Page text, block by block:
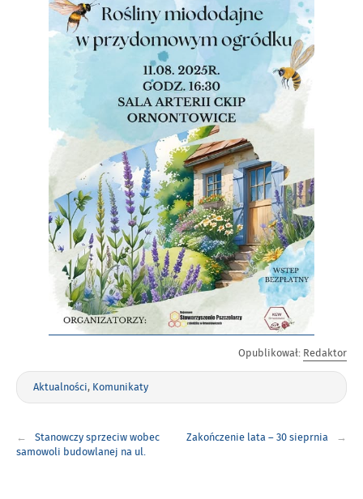
Opublikował: Redaktor
Aktualności, Komunikaty
wpisu
Stanowczy sprzeciw wobec
samowoli budowlanej na ul.
Zakończenie lata – 30 sieprnia